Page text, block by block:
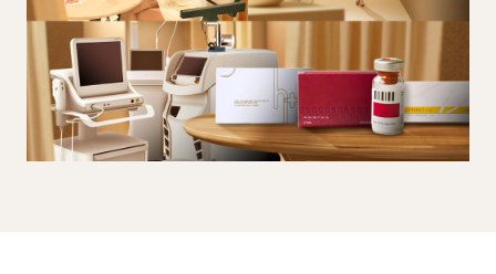
สาขา CDC
สาขา นครปฐม
English